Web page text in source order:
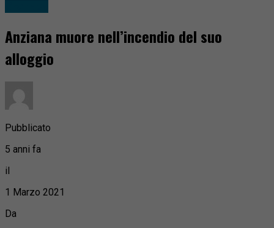
Anziana muore nell’incendio del suo
alloggio
Pubblicato
5 anni fa
il
1 Marzo 2021
Da